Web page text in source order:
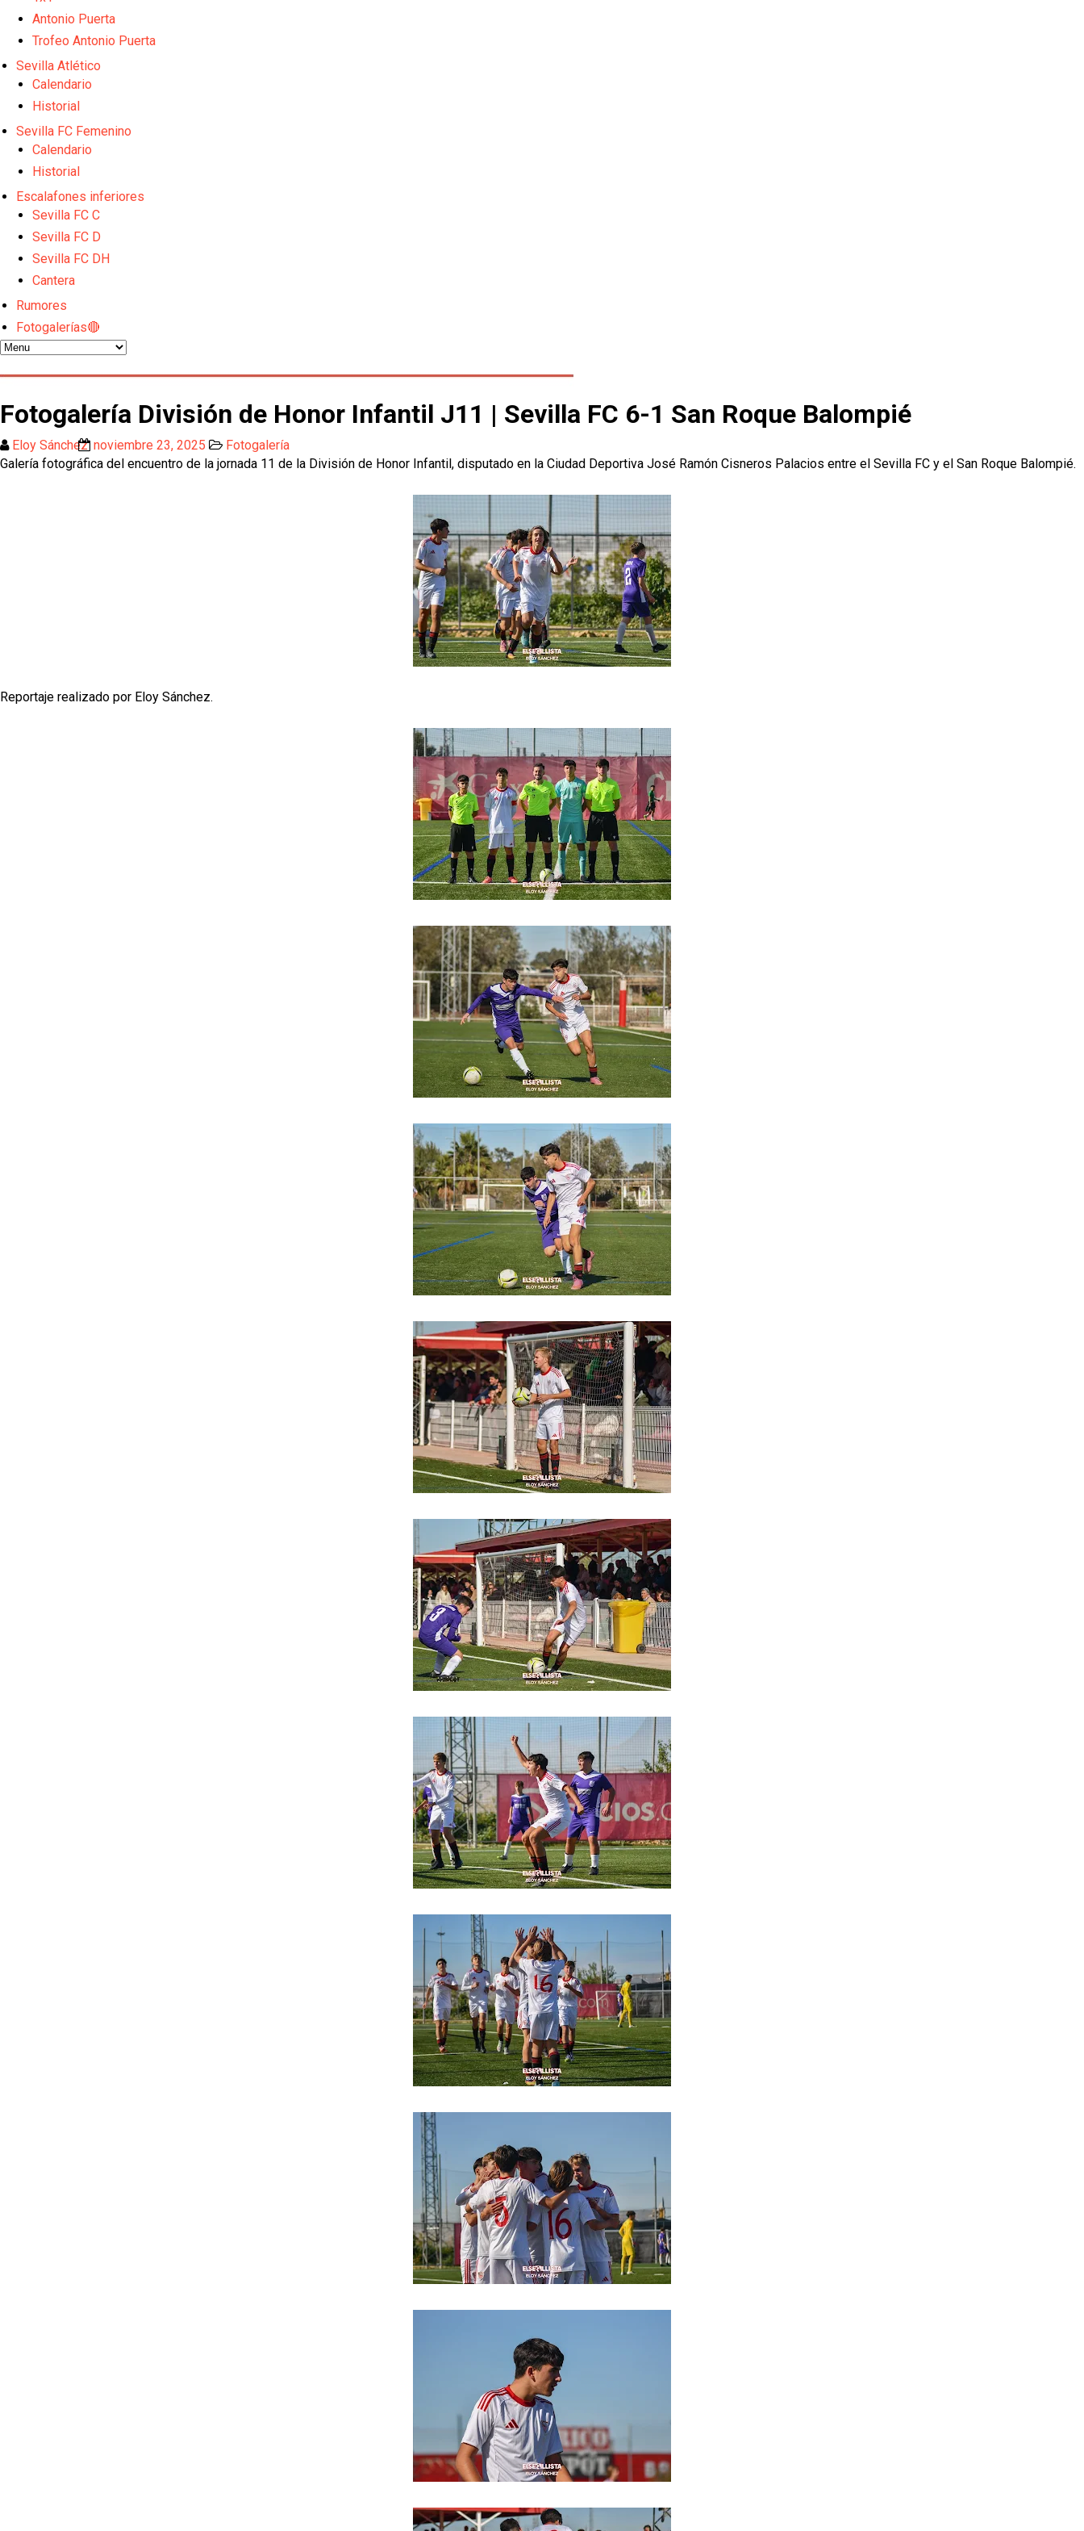
Vargas y Sow se incorporan al grupo en la sesión del martes
Patrick Mercado no jugará en el Sevilla FC
Nico Guillén:"Es importante que el equipo sea una familia y se refleje en el campo"
Antonio Puerta
Trofeo Antonio Puerta
Sevilla Atlético
Calendario
Historial
Sevilla FC Femenino
Calendario
Historial
Escalafones inferiores
Sevilla FC C
Sevilla FC D
Sevilla FC DH
Cantera
Rumores
Fotogalerías🔴
Fotogalería División de Honor Infantil J11 | Sevilla FC 6-1 San Roque Balompié
Eloy Sánchez noviembre 23, 2025
Fotogalería
Galería fotográfica del encuentro de la jornada 11 de la División de Honor Infantil, disputado en la Ciudad Deportiva José Ramón Cisneros Palacios entre el Sevilla FC y el San Roque Balompié.
Reportaje realizado por Eloy Sánchez.